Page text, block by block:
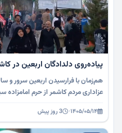
پیاده‌روی دلدادگان اربعین در
هم‌زمان با فرارسیدن اربعین سرور و
عزاداری مردم کاشمر از حرم
۱۴۰۵/۰۵/۱۴· 3 روز پیش